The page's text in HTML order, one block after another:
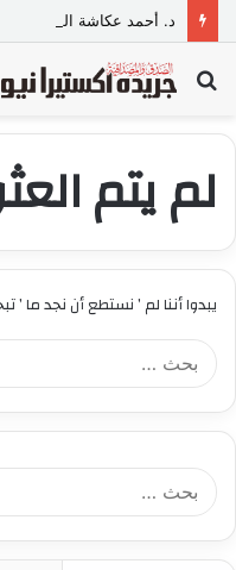
بحث
لم يتم
يبدوا أننا لم ’ نستطع أن نجد